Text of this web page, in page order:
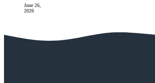
June 26,
2026